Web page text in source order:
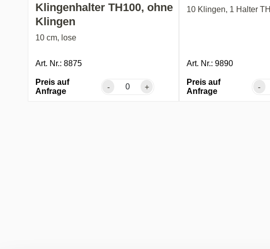
Klingenhalter TH100, ohne
Klingen
10 cm, lose
Art. Nr.: 8875
Preis auf
Anfrage
- +
10 Klingen, 1 Halter
Art. Nr.: 9890
Preis auf
Anfrage
-